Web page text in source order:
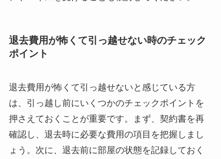
退去費用が怖くて引っ越せない時のチェック
ポイント
退去費用が怖くて引っ越せないと感じている方
は、引っ越し前にいくつかのチェックポイントを
押さえておくことが重要です。まず、契約書を再
確認し、退去時に必要な費用の項目を把握しまし
ょう。次に、退去前に部屋の状態を記録しておく